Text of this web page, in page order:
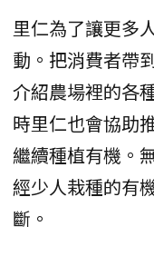
里仁為了讓更多
動。把消費者帶
介紹農場裡的各
時里仁也會協助
繼續種植有機。
經少人栽種的有
斷。